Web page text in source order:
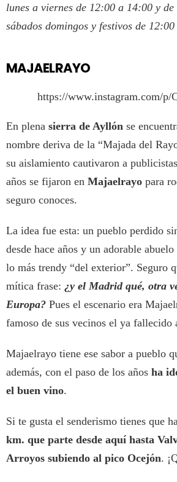
lunes a viernes de 12:00 a 14:00 y
sábados domingos y festivos de
MAJAELRAYO
https://www.instagram.com/p/
En plena sierra de Ayllón se
nombre deriva de la “Majada del
su aislamiento cautivaron a
años se fijaron en Majaelrayo para
seguro conoces.
La idea fue esta: un pueblo perdido
desde hace años y un adorable
lo más trendy “del exterior”. Seguro
mítica frase: ¿y el Madrid qué, otra
Europa? Pues el escenario era
famoso de sus vecinos el ya fallecido
Majaelrayo tiene ese sabor a pueblo
además, con el paso de los años ha
el buen vino.
Si te gusta el senderismo tienes que
km. que parte desde aquí hasta
Arroyos subiendo al pico Ocejón.